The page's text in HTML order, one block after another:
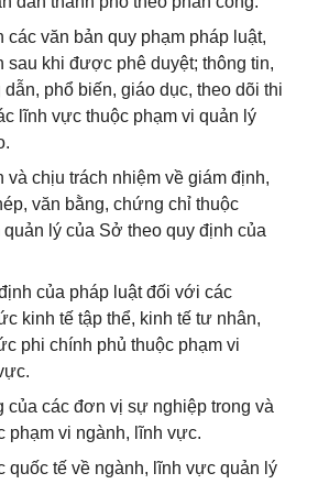
văn bản quy phạm pháp luật,
sau khi được phê duyệt; thông tin,
phổ biến, giáo dục, theo dõi thi
lĩnh vực thuộc phạm vi quản lý
chịu trách nhiệm về giám định,
văn bằng, chứng chỉ thuộc
lý của Sở theo quy định của
của pháp luật đối với các
kinh tế tập thể, kinh tế tư nhân,
phi chính phủ thuộc phạm vi
của các đơn vị sự nghiệp trong và
phạm vi ngành, lĩnh vực.
quốc tế về ngành, lĩnh vực quản lý